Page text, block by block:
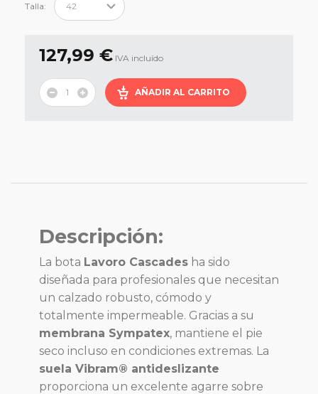
Talla:
127,99 € IVA incluído
AÑADIR AL CARRITO
Descripción:
La bota Lavoro Cascades ha sido
diseñada para profesionales que necesitan
un calzado robusto, cómodo y
totalmente impermeable. Gracias a su
membrana Sympatex, mantiene el pie
seco incluso en condiciones extremas. La
suela Vibram® antideslizante
proporciona un excelente agarre sobre